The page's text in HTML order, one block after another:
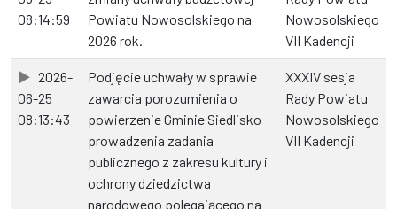
08:14:59
Powiatu Nowosolskiego na
2026 rok.
Nowosolskiego
VII Kadencji
2026-
06-25
08:13:43
Podjęcie uchwały w sprawie
zawarcia porozumienia o
powierzenie Gminie Siedlisko
prowadzenia zadania
publicznego z zakresu kultury i
ochrony dziedzictwa
narodowego polegającego na
XXXIV sesja
Rady Powiatu
Nowosolskiego
VII Kadencji